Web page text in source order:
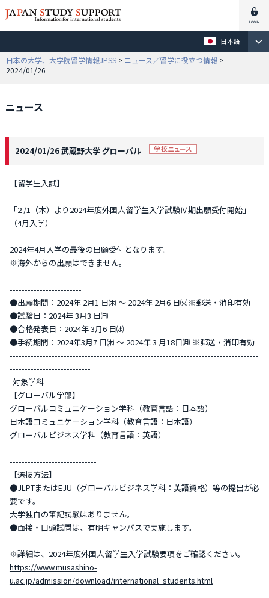
日本語
日本の大学、大学院留学情報JPSS > ニュース／留学に役立つ情報 >
2024/01/26
ニュース
2024/01/26 武蔵野大学 グローバル
【留学生入試】
「2 /1（木）より2024年度外国人留学生入学試験Ⅳ期出願受付開始」
（4月入学）
2024年4月入学の最後の出願受付となります。
※海外からの出願はできません。
-----------------------------------------------------------------------------------
------------------------
●出願期間：2024年 2月1 日㈭ ～ 2024年 2月6 日㈫※郵送・消印有効
●試験日：2024年 3月3 日㈰
●合格発表日：2024年 3月6 日㈬
●手続期間：2024年3月7 日㈭ ～ 2024年 3 月18日㈪ ※郵送・消印有効
-----------------------------------------------------------------------------------
---------------------------
-対象学科-
【グローバル学部】
グローバルコミュニケーション学科（教育言語：日本語）
日本語コミュニケーション学科（教育言語：日本語）
グローバルビジネス学科（教育言語：英語）
-----------------------------------------------------------------------------------
-----------------------------
【選抜方法】
●JLPTまたはEJU（グローバルビジネス学科：英語資格）等の提出が必
要です。
大学独自の筆記試験はありません。
●面接・口頭試問は、有明キャンパスで実施します。
※詳細は、2024年度外国人留学生入学試験要項をご確認ください。
https://www.musashino-
u.ac.jp/admission/download/international_students.html